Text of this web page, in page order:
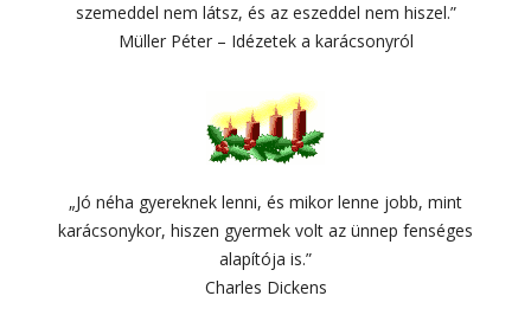
szemeddel nem látsz, és az eszeddel nem hiszel.”
Müller Péter – Idézetek a karácsonyról
„Jó néha gyereknek lenni, és mikor lenne jobb, mint
karácsonykor, hiszen gyermek volt az ünnep fenséges
alapítója is.”
Charles Dickens